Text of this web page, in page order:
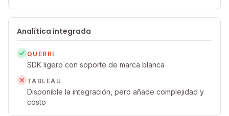
Analítica integrada
QUERRI
SDK ligero con soporte de marca blanca
TABLEAU
Disponible la integración, pero añade complejidad y
costo